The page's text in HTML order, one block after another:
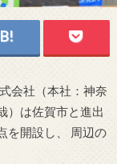
会社（本社：神奈
）は佐賀市と進出
を開設し、 周辺の